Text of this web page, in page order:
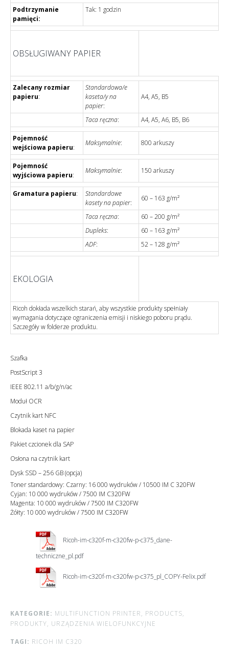
Podtrzymanie
pamięci:
Tak: 1 godzin
OBSŁUGIWANY PAPIER
Zalecany rozmiar
papieru:
Standardowa/e
kaseta/y na
papier:
A4, A5, B5
Taca ręczna: A4, A5, A6, B5, B6
Pojemność
wejściowa papieru:
Maksymalnie: 800 arkuszy
Pojemność
wyjściowa papieru:
Maksymalnie: 150 arkuszy
Gramatura papieru:
Standardowe
kasety na papier:
60 – 163 g/m²
Taca ręczna:
60 – 200 g/m²
Dupleks:
60 – 163 g/m²
ADF: 52 – 128 g/m²
EKOLOGIA
Ricoh dokłada wszelkich starań, aby wszystkie produkty spełniały
wymagania dotyczące ograniczenia emisji i niskiego poboru prądu.
Szczegóły w folderze produktu.
Szafka
PostScript 3
IEEE 802.11 a/b/g/n/ac
Moduł OCR
Czytnik kart NFC
Blokada kaset na papier
Pakiet czcionek dla SAP
Osłona na czytnik kart
Dysk SSD – 256 GB (opcja)
Toner standardowy: Czarny: 16 000 wydruków / 10500 IM C 320FW
Cyjan: 10 000 wydruków / 7500 IM C320FW
Magenta: 10 000 wydruków / 7500 IM C320FW
Żółty: 10 000 wydruków / 7500 IM C320FW
Ricoh-im-c320f-m-c320fw-p-c375_dane-
techniczne_pl.pdf
Ricoh-im-c320f-m-c320fw-p-c375_pl_COPY-Felix.pdf
KATEGORIE: MULTIFUNCTION PRINTER, PRODUCTS,
PRODUKTY, URZĄDZENIA WIELOFUNKCYJNE
TAGI: RICOH IM C320